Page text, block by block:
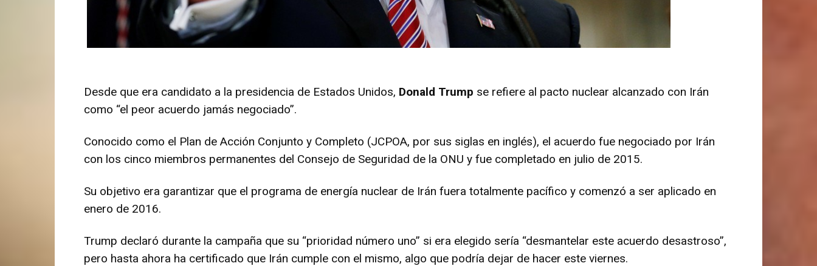
Desde que era candidato a la presidencia de Estados Unidos, Donald Trump se refiere al pacto nuclear alcanzado con Irán
como “el peor acuerdo jamás negociado”.
Conocido como el Plan de Acción Conjunto y Completo (JCPOA, por sus siglas en inglés), el acuerdo fue negociado por Irán
con los cinco miembros permanentes del Consejo de Seguridad de la ONU y fue completado en julio de 2015.
Su objetivo era garantizar que el programa de energía nuclear de Irán fuera totalmente pacífico y comenzó a ser aplicado en
enero de 2016.
Trump declaró durante la campaña que su “prioridad número uno” si era elegido sería “desmantelar este acuerdo desastroso”,
pero hasta ahora ha certificado que Irán cumple con el mismo, algo que podría dejar de hacer este viernes.